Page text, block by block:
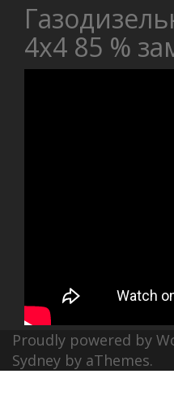
4х4 85 %
Proudly powered by
Sydney by aThemes.